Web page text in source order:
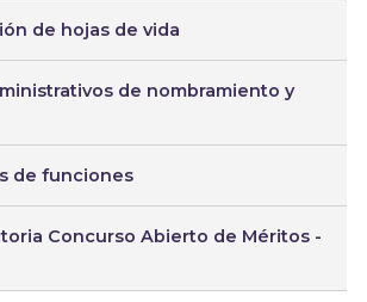
de hojas de vida
de nombramiento y
de funciones
Concurso Abierto de Méritos -